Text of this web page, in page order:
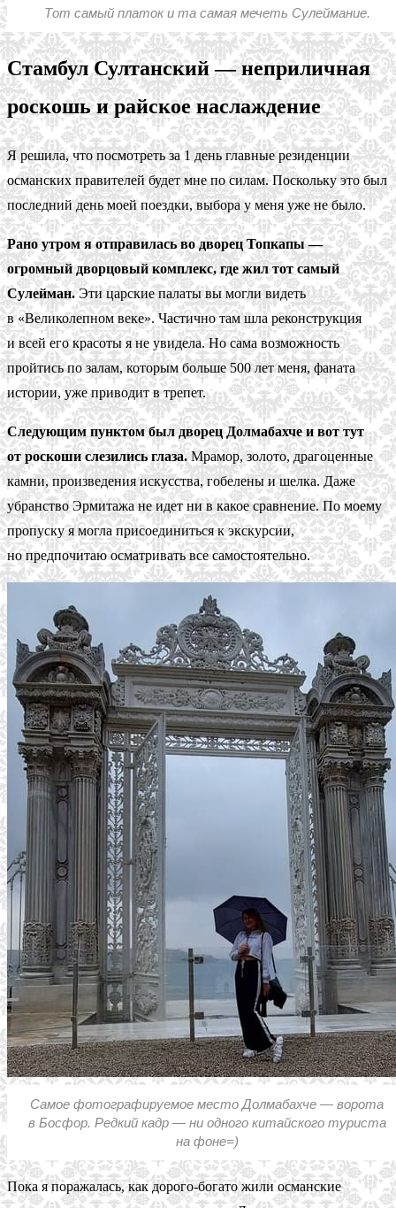
Тот самый платок и та самая мечеть Сулеймание.
Стамбул Султанский — неприличная
роскошь и райское наслаждение
Я решила, что посмотреть за 1 день главные резиденции
османских правителей будет мне по силам. Поскольку это был
последний день моей поездки, выбора у меня уже не было.
Рано утром я отправилась во дворец Топкапы —
огромный дворцовый комплекс, где жил тот самый
Сулейман.Эти царские палаты вы могли видеть
в «Великолепном веке». Частично там шла реконструкция
и всей его красоты я не увидела. Но сама возможность
пройтись по залам, которым больше 500 лет меня, фаната
истории, уже приводит в трепет.
Следующим пунктом был дворец Долмабахче и вот тут
от роскоши слезились глаза.Мрамор, золото, драгоценные
камни, произведения искусства, гобелены и шелка. Даже
убранство Эрмитажа не идет ни в какое сравнение. По моему
пропуску я могла присоединиться к экскурсии,
но предпочитаю осматривать все самостоятельно.
Самое фотографируемое место Долмабахче — ворота
в Босфор. Редкий кадр — ни одного китайского туриста
на фоне=)
Пока я поражалась, как дорого-богато жили османские